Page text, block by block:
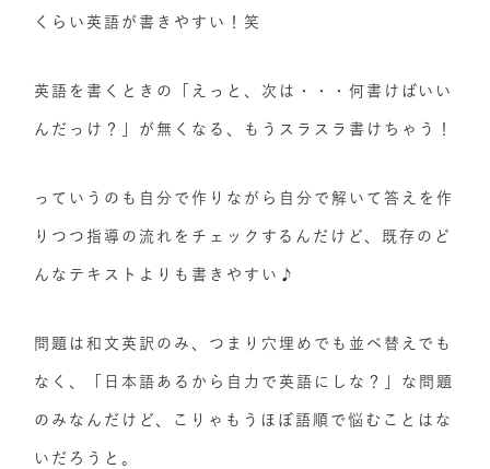
くらい英語が書きやすい！笑
英語を書くときの「えっと、次は・・・何書けばいい
んだっけ？」が無くなる、もうスラスラ書けちゃう！
っていうのも自分で作りながら自分で解いて答えを作
りつつ指導の流れをチェックするんだけど、既存のど
んなテキストよりも書きやすい♪
問題は和文英訳のみ、つまり穴埋めでも並べ替えでも
なく、「日本語あるから自力で英語にしな？」な問題
のみなんだけど、こりゃもうほぼ語順で悩むことはな
いだろうと。